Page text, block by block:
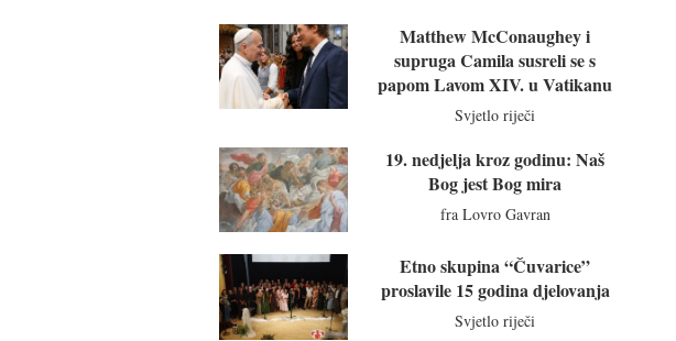
Matthew McConaughey i
supruga Camila susreli se s
papom Lavom XIV. u Vatikanu
Svjetlo riječi
19. nedjelja kroz godinu: Naš
Bog jest Bog mira
fra Lovro Gavran
Etno skupina “Čuvarice”
proslavile 15 godina djelovanja
Svjetlo riječi